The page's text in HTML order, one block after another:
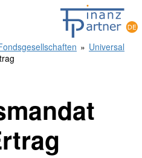
» Universal